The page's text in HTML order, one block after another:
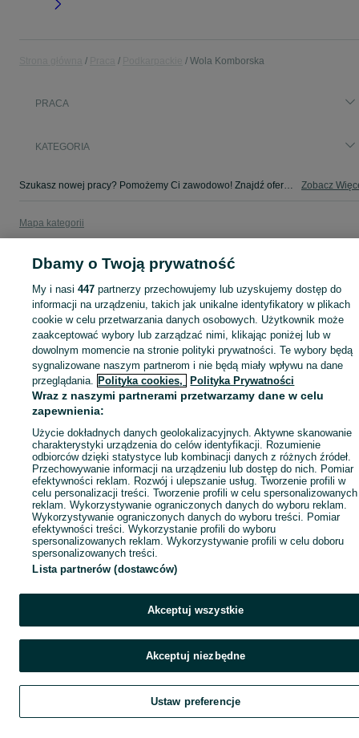
Wola Komborska
PRACA
KATEGORIA
Szukasz nowej pracy? Pomożemy Ci zawodowo! Znajdź ofertę dla siebie w kategorii Praca na OLX - Wola Komborska i okolice! Zobacz
Mapa kategorii
Mapa ministron
Popularne wyszukiwania
Szukaj Obserwujesz Dodaj Czat
Dbamy o Twoją prywatność
My i nasi447 partnerzy przechowujemy lub uzyskujemy dostęp do
informacji na urządzeniu, takich jak unikalne identyfikatory w plikach
cookie w celu przetwarzania danych osobowych. Użytkownik może
zaakceptować wybory lub zarządzać nimi, klikając poniżej lub w
dowolnym momencie na stronie polityki prywatności. Te wybory będą
sygnalizowane naszym partnerom i nie będą miały wpływu na dane
przeglądania. Polityka cookies, Polityka Prywatności
Wraz z naszymi partnerami przetwarzamy dane w celu
zapewnienia:
Użycie dokładnych danych geolokalizacyjnych. Aktywne skanowanie
charakterystyki urządzenia do celów identyfikacji. Rozumienie
odbiorców dzięki statystyce lub kombinacji danych z różnych źródeł.
Przechowywanie informacji na urządzeniu lub dostęp do nich. Pomiar
efektywności reklam. Rozwój i ulepszanie usług. Tworzenie profili w
celu personalizacji treści. Tworzenie profili w celu spersonalizowanych
reklam. Wykorzystywanie ograniczonych danych do wyboru reklam.
Wykorzystywanie ograniczonych danych do wyboru treści. Pomiar
efektywności treści. Wykorzystanie profili do wyboru
spersonalizowanych reklam. Wykorzystywanie profili w celu doboru
spersonalizowanych treści.
Lista partnerów (dostawców)
Akceptuj wszystkie
Akceptuj niezbędne
Ustaw preferencje